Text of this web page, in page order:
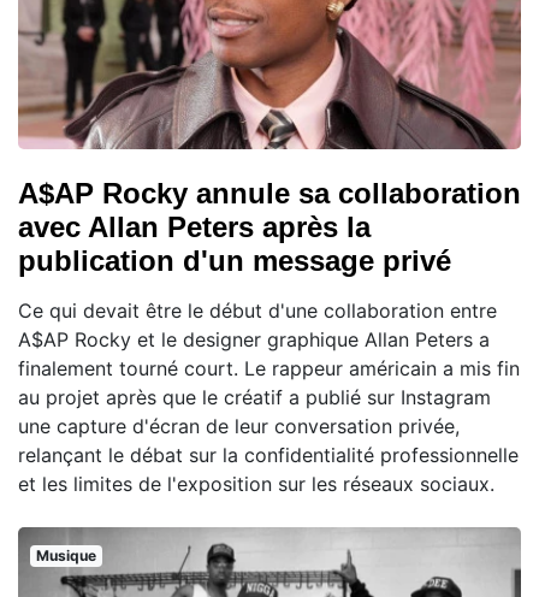
A$AP Rocky annule sa collaboration
avec Allan Peters après la
publication d'un message privé
Ce qui devait être le début d'une collaboration entre
A$AP Rocky et le designer graphique Allan Peters a
finalement tourné court. Le rappeur américain a mis fin
au projet après que le créatif a publié sur Instagram
une capture d'écran de leur conversation privée,
relançant le débat sur la confidentialité professionnelle
et les limites de l'exposition sur les réseaux sociaux.
Musique